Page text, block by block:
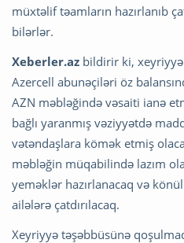
müxtəlif təamların hazırlanıb
bilərlər.
Xeberler.az bildirir ki, xeyriyyə
Azercell abunəçiləri öz
AZN məbləğində vəsaiti ianə
bağlı yaranmış vəziyyətdə
vətəndaşlara kömək etmiş
məbləğin müqabilində lazım
yeməklər hazırlanacaq və
ailələrə çatdırılacaq.
Xeyriyyə təşəbbüsünə